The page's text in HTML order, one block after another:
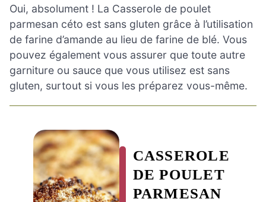
Oui, absolument ! La Casserole de poulet
parmesan céto est sans gluten grâce à l’utilisation
de farine d’amande au lieu de farine de blé. Vous
pouvez également vous assurer que toute autre
garniture ou sauce que vous utilisez est sans
gluten, surtout si vous les préparez vous-même.
CASSEROLE
DE POULET
PARMESAN